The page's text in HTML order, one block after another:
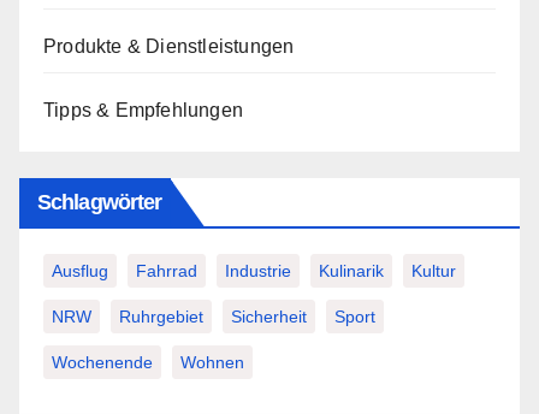
Produkte & Dienstleistungen
Tipps & Empfehlungen
Schlagwörter
Ausflug Fahrrad Industrie Kulinarik Kultur
NRW Ruhrgebiet Sicherheit Sport
Wochenende Wohnen